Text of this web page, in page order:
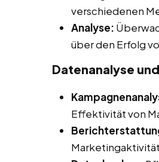
verschiedenen
Analyse:
über den Erfolg
Datenanalyse
Effektivität von